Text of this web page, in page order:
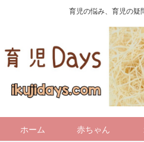
育児の悩み、育児の疑
ホーム 赤ちゃん